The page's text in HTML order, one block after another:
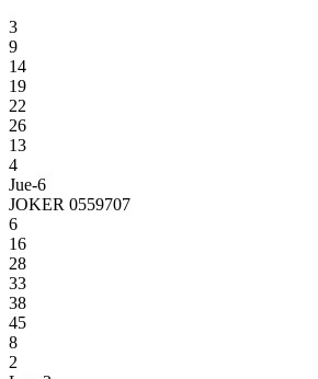
3
9
14
19
22
26
13
4
Jue-6
JOKER 0559707
6
16
28
33
38
45
8
2